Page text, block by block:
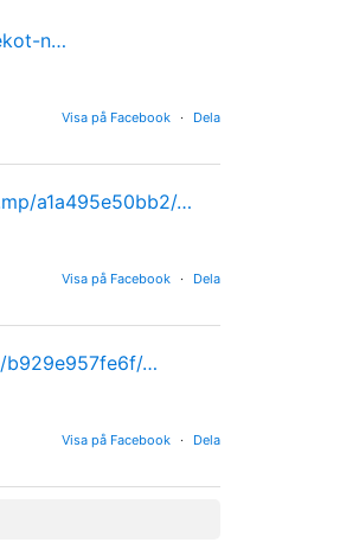
n…
Visa på Facebook · Dela
a1a495e50bb2/…
Visa på Facebook · Dela
b929e957fe6f/…
Visa på Facebook · Dela